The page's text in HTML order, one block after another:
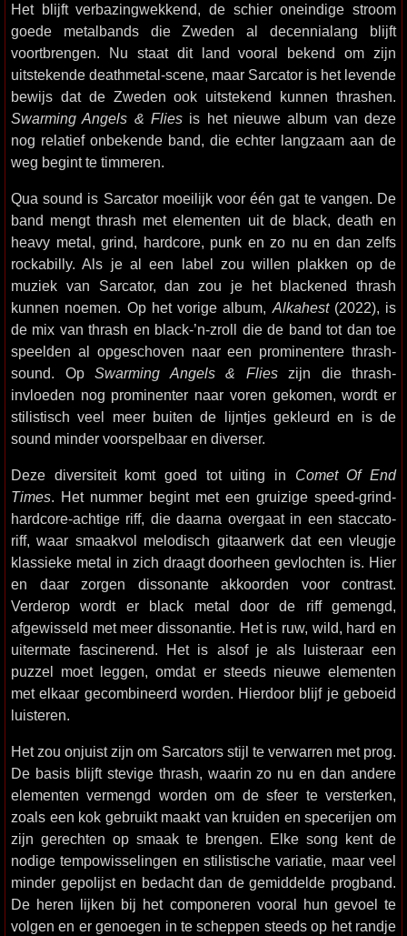
Het blijft verbazingwekkend, de schier oneindige stroom
goede metalbands die Zweden al decennialang blijft
voortbrengen. Nu staat dit land vooral bekend om zijn
uitstekende deathmetal-scene, maar Sarcator is het levende
bewijs dat de Zweden ook uitstekend kunnen thrashen.
Swarming Angels & Flies is het nieuwe album van deze
nog relatief onbekende band, die echter langzaam aan de
weg begint te timmeren.
Qua sound is Sarcator moeilijk voor één gat te vangen. De
band mengt thrash met elementen uit de black, death en
heavy metal, grind, hardcore, punk en zo nu en dan zelfs
rockabilly. Als je al een label zou willen plakken op de
muziek van Sarcator, dan zou je het blackened thrash
kunnen noemen. Op het vorige album, Alkahest(2022), is
de mix van thrash en black-’n-zroll die de band tot dan toe
speelden al opgeschoven naar een prominentere thrash-
sound. Op Swarming Angels & Flieszijn die thrash-
invloeden nog prominenter naar voren gekomen, wordt er
stilistisch veel meer buiten de lijntjes gekleurd en is de
sound minder voorspelbaar en diverser.
Deze diversiteit komt goed tot uiting in Comet Of End
Times. Het nummer begint met een gruizige speed-grind-
hardcore-achtige riff, die daarna overgaat in een staccato-
riff, waar smaakvol melodisch gitaarwerk dat een vleugje
klassieke metal in zich draagt doorheen gevlochten is. Hier
en daar zorgen dissonante akkoorden voor contrast.
Verderop wordt er black metal door de riff gemengd,
afgewisseld met meer dissonantie. Het is ruw, wild, hard en
uitermate fascinerend. Het is alsof je als luisteraar een
puzzel moet leggen, omdat er steeds nieuwe elementen
met elkaar gecombineerd worden. Hierdoor blijf je geboeid
luisteren.
Het zou onjuist zijn om Sarcators stijl te verwarren met prog.
De basis blijft stevige thrash, waarin zo nu en dan andere
elementen vermengd worden om de sfeer te versterken,
zoals een kok gebruikt maakt van kruiden en specerijen om
zijn gerechten op smaak te brengen. Elke song kent de
nodige tempowisselingen en stilistische variatie, maar veel
minder gepolijst en bedacht dan de gemiddelde progband.
De heren lijken bij het componeren vooral hun gevoel te
volgen en er genoegen in te scheppen steeds op het randje